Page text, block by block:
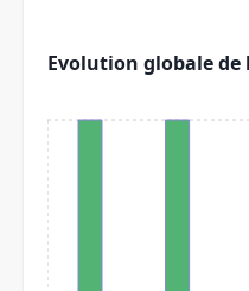
Evolution globale